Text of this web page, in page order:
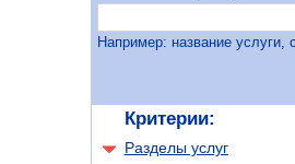
Например: название услуги,
Критерии:
Разделы услуг